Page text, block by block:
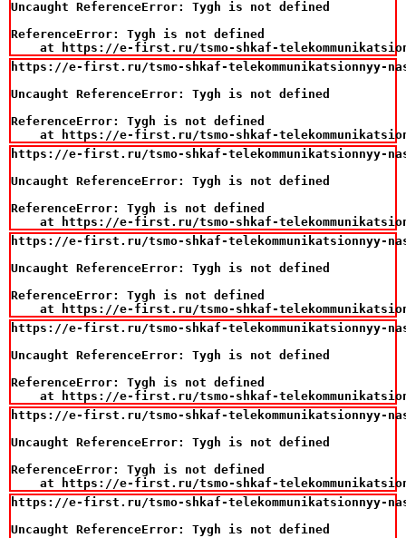
Uncaught ReferenceError: Tygh is not defined
ReferenceError: Tygh is not defined
at https://e-first.ru/tsmo-shkaf-
https://e-first.ru/tsmo-shkaf-telekommunikatsionnyy-
Uncaught ReferenceError: Tygh is not defined
ReferenceError: Tygh is not defined
at https://e-first.ru/tsmo-shkaf-
https://e-first.ru/tsmo-shkaf-telekommunikatsionnyy-
Uncaught ReferenceError: Tygh is not defined
ReferenceError: Tygh is not defined
at https://e-first.ru/tsmo-shkaf-
https://e-first.ru/tsmo-shkaf-telekommunikatsionnyy-
Uncaught ReferenceError: Tygh is not defined
ReferenceError: Tygh is not defined
at https://e-first.ru/tsmo-shkaf-
https://e-first.ru/tsmo-shkaf-telekommunikatsionnyy-
Uncaught ReferenceError: Tygh is not defined
ReferenceError: Tygh is not defined
at https://e-first.ru/tsmo-shkaf-
https://e-first.ru/tsmo-shkaf-telekommunikatsionnyy-
Uncaught ReferenceError: Tygh is not defined
ReferenceError: Tygh is not defined
at https://e-first.ru/tsmo-shkaf-
https://e-first.ru/tsmo-shkaf-telekommunikatsionnyy-
Uncaught ReferenceError: Tygh is not defined